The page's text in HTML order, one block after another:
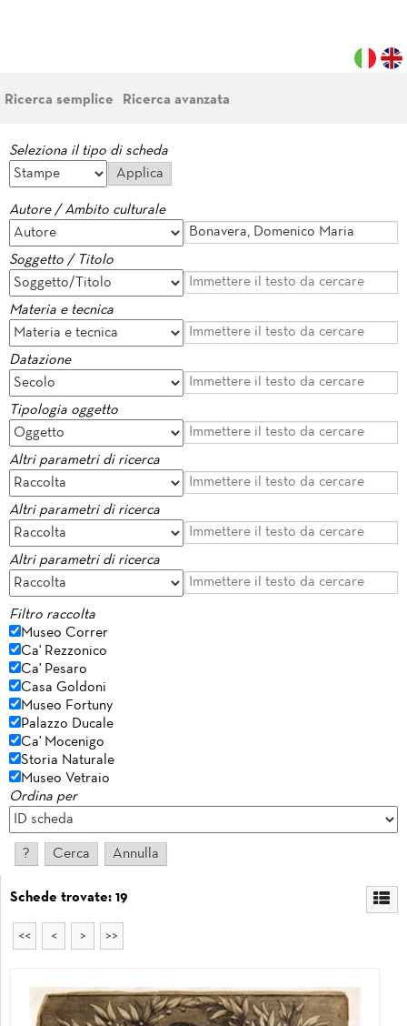
Ricerca semplice Ricerca avanzata
Seleziona il tipo di scheda
Autore / Ambito culturale
Soggetto / Titolo
Materia e tecnica
Datazione
Tipologia oggetto
Altri parametri di ricerca
Altri parametri di ricerca
Altri parametri di ricerca
Filtro raccolta
Museo Correr
Ca' Rezzonico
Ca' Pesaro
Casa Goldoni
Museo Fortuny
Palazzo Ducale
Ca' Mocenigo
Storia Naturale
Museo Vetraio
Ordina per
Schede trovate: 19
<< < > >>